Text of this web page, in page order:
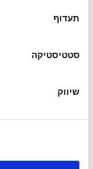
תעדוף
סטטיסטיקה
שיווק
קבלת שירות
על ידי עובדים